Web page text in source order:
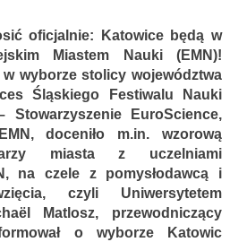
oficjalnie: Katowice będą w
Miastem Nauki (EMN)!
wyborze stolicy województwa
Śląskiego Festiwalu Nauki
Stowarzyszenie EuroScience,
doceniło m.in. wzorową
miasta z uczelniami
na czele z pomysłodawcą i
czyli Uniwersytetem
Matlosz, przewodniczący
o wyborze Katowic